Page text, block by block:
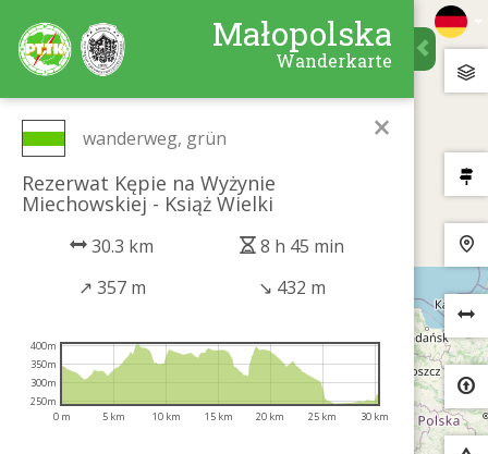
Małopolska
Wanderkarte
×
wanderweg, grün
Rezerwat Kępie na Wyżynie
Miechowskiej - Książ Wielki
30.3 km
8 h 45 min
↗ 357 m ↘ 432 m
0 m 5 km 10 km 15 km 20 km 25 km 30 km
250m
300m
350m
400m